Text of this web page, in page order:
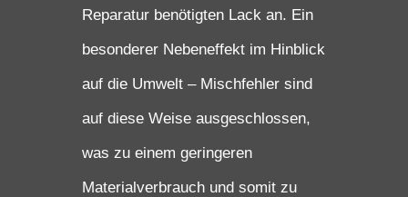
Reparatur benötigten Lack an. Ein
besonderer Nebeneffekt im Hinblick
auf die Umwelt – Mischfehler sind
auf diese Weise ausgeschlossen,
was zu einem geringeren
Materialverbrauch und somit zu